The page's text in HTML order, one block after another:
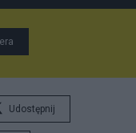
Udostępnij